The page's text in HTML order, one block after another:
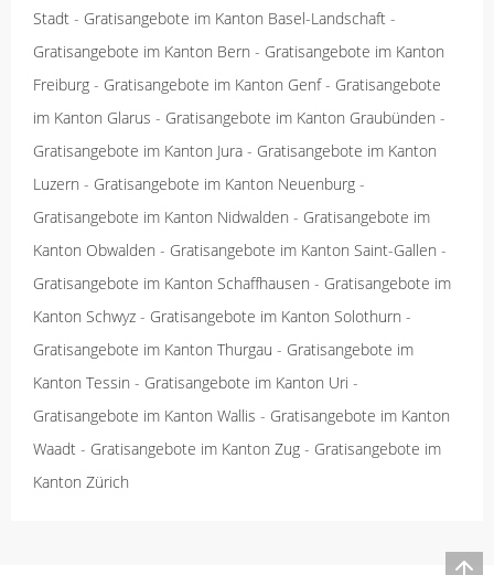
Stadt - Gratisangebote im Kanton Basel-Landschaft -
Gratisangebote im Kanton Bern - Gratisangebote im Kanton
Freiburg - Gratisangebote im Kanton Genf- Gratisangebote
im Kanton Glarus - Gratisangebote im Kanton Graubünden -
Gratisangebote im Kanton Jura - Gratisangebote im Kanton
Luzern - Gratisangebote im Kanton Neuenburg -
Gratisangebote im Kanton Nidwalden - Gratisangebote im
Kanton Obwalden - Gratisangebote im Kanton Saint-Gallen -
Gratisangebote im Kanton Schaffhausen - Gratisangebote im
Kanton Schwyz - Gratisangebote im Kanton Solothurn -
Gratisangebote im Kanton Thurgau - Gratisangebote im
Kanton Tessin - Gratisangebote im Kanton Uri -
Gratisangebote im Kanton Wallis - Gratisangebote im Kanton
Waadt - Gratisangebote im Kanton Zug - Gratisangebote im
Kanton Zürich